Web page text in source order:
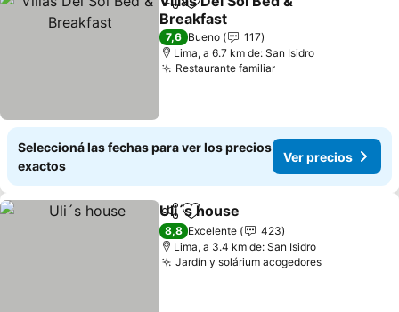
CompartirAñadir a favoritos
Breakfast
7,6 Bueno
117
Lima, a 6.7 km de: San Isidro
Restaurante familiar
Seleccioná las fechas para ver los precios
exactos
Ver precios
CompartirAñadir a favoritos
Uli´s house
8,8 Excelente
423
Lima, a 3.4 km de: San Isidro
Jardín y solárium acogedores